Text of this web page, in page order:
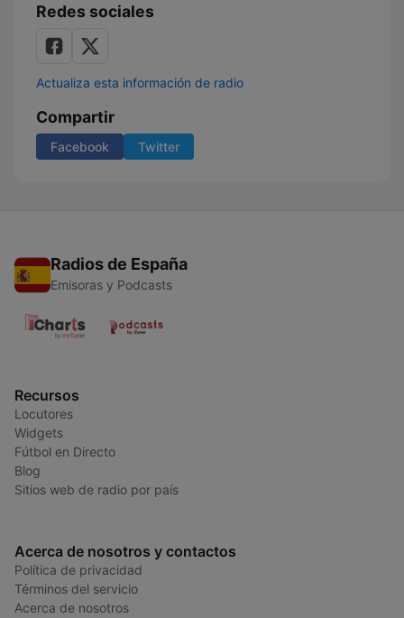
Redes sociales
Actualiza esta información de radio
Compartir
Facebook Twitter
Radios de España
Emisoras y Podcasts
Recursos
Locutores
Widgets
Fútbol en Directo
Blog
Sitios web de radio por país
Acerca de nosotros y contactos
Política de privacidad
Términos del servicio
Acerca de nosotros